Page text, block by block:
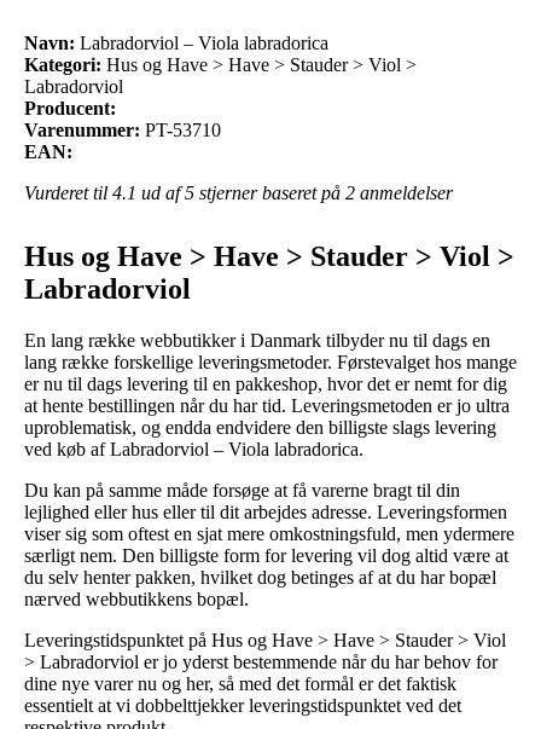
Navn: Labradorviol – Viola labradorica
Kategori: Hus og Have > Have > Stauder > Viol >
Labradorviol
Producent:
Varenummer: PT-53710
EAN:
Vurderet til 4.1 ud af 5 stjerner baseret på 2 anmeldelser
Hus og Have > Have > Stauder > Viol >
Labradorviol
En lang række webbutikker i Danmark tilbyder nu til dags en
lang række forskellige leveringsmetoder. Førstevalget hos mange
er nu til dags levering til en pakkeshop, hvor det er nemt for dig
at hente bestillingen når du har tid. Leveringsmetoden er jo ultra
uproblematisk, og endda endvidere den billigste slags levering
ved køb af Labradorviol – Viola labradorica.
Du kan på samme måde forsøge at få varerne bragt til din
lejlighed eller hus eller til dit arbejdes adresse. Leveringsformen
viser sig som oftest en sjat mere omkostningsfuld, men ydermere
særligt nem. Den billigste form for levering vil dog altid være at
du selv henter pakken, hvilket dog betinges af at du har bopæl
nærved webbutikkens bopæl.
Leveringstidspunktet på Hus og Have > Have > Stauder > Viol
> Labradorviol er jo yderst bestemmende når du har behov for
dine nye varer nu og her, så med det formål er det faktisk
essentielt at vi dobbelttjekker leveringstidspunktet ved det